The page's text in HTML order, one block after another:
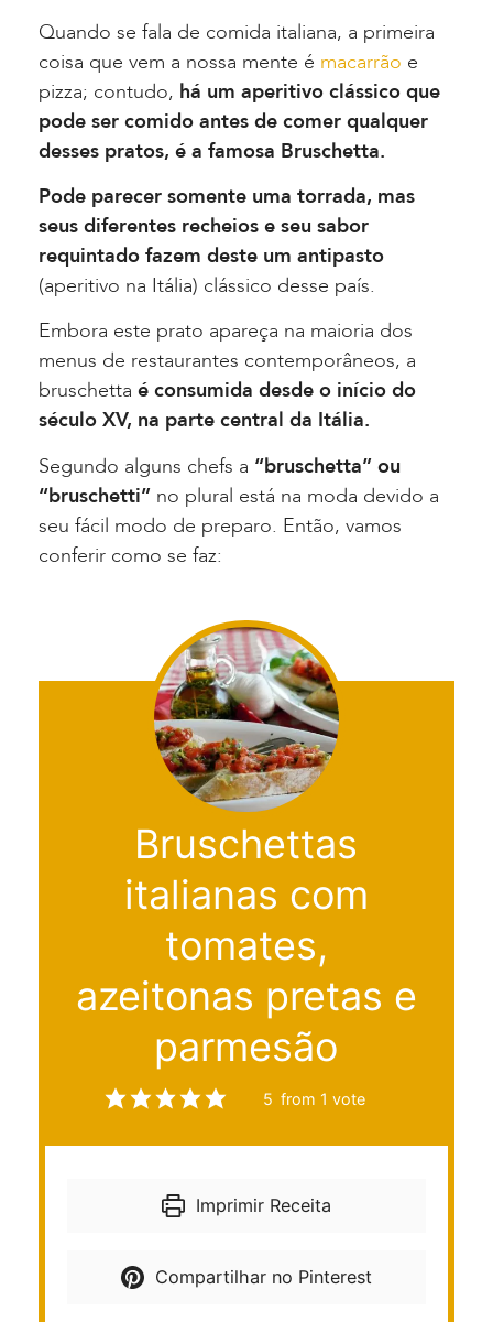
Quando se fala de comida italiana, a primeira
coisa que vem a nossa mente é macarrão e
pizza; contudo, há um aperitivo clássico que
pode ser comido antes de comer qualquer
desses pratos, é a famosa Bruschetta.
Pode parecer somente uma torrada, mas
seus diferentes recheios e seu sabor
requintado fazem deste um antipasto
(aperitivo na Itália) clássico desse país.
Embora este prato apareça na maioria dos
menus de restaurantes contemporâneos, a
bruschetta é consumida desde o início do
século XV, na parte central da Itália.
Segundo alguns chefs a “bruschetta” ou
“bruschetti” no plural está na moda devido a
seu fácil modo de preparo. Então, vamos
conferir como se faz:
Bruschettas
italianas com
tomates,
azeitonas pretas e
parmesão
5 from 1 vote
Imprimir Receita
Compartilhar no Pinterest